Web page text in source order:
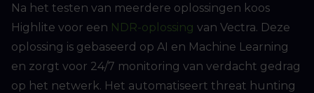
Na het testen van meerdere oplossingen koos
Highlite voor een NDR-oplossing van Vectra. Deze
oplossing is gebaseerd op AI en Machine Learning
en zorgt voor 24/7 monitoring van verdacht gedrag
op het netwerk. Het automatiseert threat hunting